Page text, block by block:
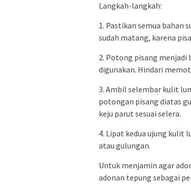
Langkah-langkah:
1. Pastikan semua bahan
sudah matang, karena
2. Potong pisang menjadi
digunakan. Hindari
3. Ambil selembar kulit
potongan pisang diatas
keju parut sesuai selera.
4. Lipat kedua ujung kulit
atau gulungan.
Untuk menjamin agar
adonan tepung sebagai